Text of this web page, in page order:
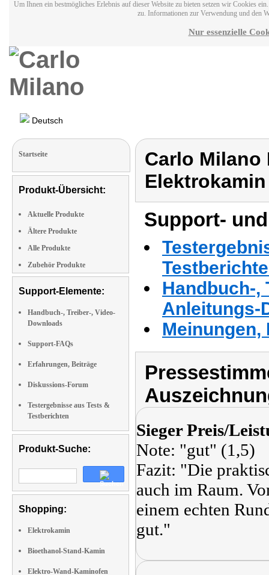
Um Ihnen ein bestmögliches Erlebnis auf dieser Website zu bieten setzen wir Cookies
zu. Informationen zur Verwendung und den
Nur essenzielle
Deutsch
Startseite
Produkt-Übersicht:
Aktuelle Produkte
Ältere Produkte
Alle Produkte
Zubehör Produkte
Support-Elemente:
Handbuch-, Treiber-, Video-
Downloads
Support-FAQs
Erfahrungen, Beiträge
Diskussions-Forum
Testergebnisse aus Tests &
Testberichten
Produkt-Suche:
Shopping:
Elektrokamin
Bioethanol-Stand-Kamin
Elektro-Wand-Kaminofen
Carlo Milano
Support-
Handbuch-,
Anleitungs-
Sieger Preis/
Note: "gut" (1,5)
Fazit: "Die
auch im Raum.
einem echten
gut."